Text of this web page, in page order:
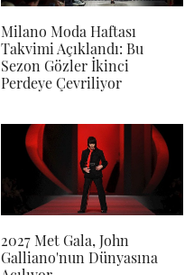
Milano Moda Haftası
Takvimi Açıklandı: Bu
Sezon Gözler İkinci
Perdeye Çevriliyor
2027 Met Gala, John
Galliano'nun Dünyasına